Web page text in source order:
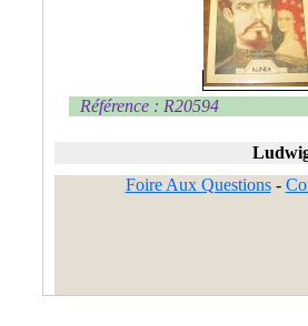
Référence : R20594
Foire Aux Questions-